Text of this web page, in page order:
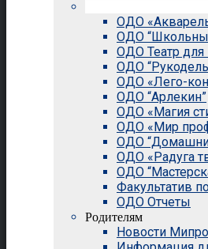
ОДО
ОДО
ОДО Театр для
ОДО
ОДО «Лего-
ОДО “Арлекин”
ОДО «Магия
ОДО «Мир
ОДО
ОДО «Радуга
ОДО
Факультатив
ОДО Отчеты
Родителям
Новости